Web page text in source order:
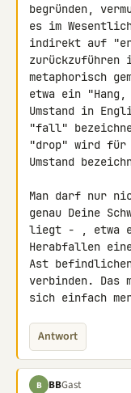
begründen,
es im
indirekt auf
metaphorisch
etwa ein
Umstand in
"fall"
"drop" wird für
Umstand
Man darf nur
genau Deine
liegt - , etwa
Herabfallen
Ast
verbinden. Das
sich einfach
Antwort
B BBGast